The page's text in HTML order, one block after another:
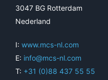
3047 BG Rotterdam
Nederland
I: www.mcs-nl.com
E: info@mcs-nl.com
T: +31 (0)88 437 55 55